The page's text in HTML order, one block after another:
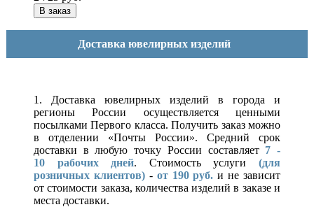
Доставка ювелирных изделий
1. Доставка ювелирных изделий в города и
регионы России осуществляется ценными
посылками Первого класса. Получить заказ можно
в отделении «Почты России». Средний срок
доставки в любую точку России составляет 7 -
10 рабочих дней. Стоимость услуги(для
розничных клиентов)- от 190 руб. и не зависит
от стоимости заказа, количества изделий в заказе и
места доставки.